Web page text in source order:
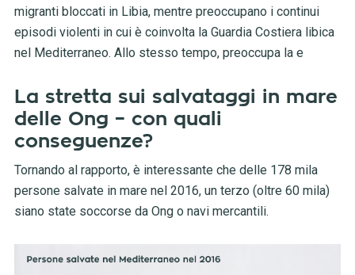
migranti bloccati in Libia, mentre preoccupano i continui
episodi violenti in cui è coinvolta la Guardia Costiera libica
nel Mediterraneo. Allo stesso tempo, preoccupa la e
La stretta sui salvataggi in mare
delle Ong – con quali
conseguenze?
Tornando al rapporto, è interessante che delle 178 mila
persone salvate in mare nel 2016, un terzo (oltre 60 mila)
siano state soccorse da Ong o navi mercantili.